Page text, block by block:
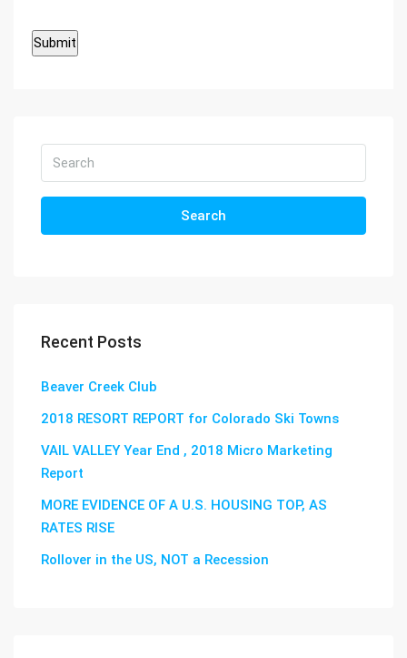
Search
Recent Posts
Beaver Creek Club
2018 RESORT REPORT for Colorado Ski Towns
VAIL VALLEY Year End , 2018 Micro Marketing
Report
MORE EVIDENCE OF A U.S. HOUSING TOP, AS
RATES RISE
Rollover in the US, NOT a Recession